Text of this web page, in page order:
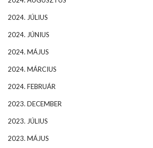
2024. JÚLIUS
2024. JÚNIUS
2024. MÁJUS
2024. MÁRCIUS
2024. FEBRUÁR
2023. DECEMBER
2023. JÚLIUS
2023. MÁJUS